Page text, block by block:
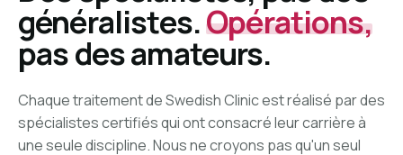
généralistes.Opérations,
pas des amateurs.
Chaque traitement de Swedish Clinic est réalisé par des
spécialistes certifiés qui ont consacré leur carrière à
une seule discipline. Nous ne croyons pas qu'un seul